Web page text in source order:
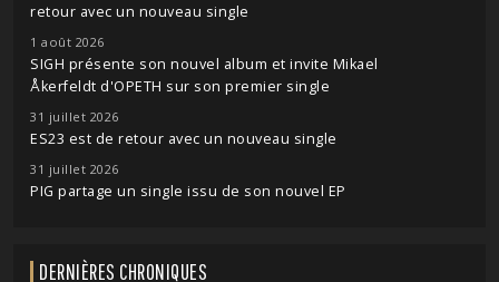
retour avec un nouveau single
1 août 2026
SIGH présente son nouvel album et invite Mikael
Åkerfeldt d'OPETH sur son premier single
31 juillet 2026
ES23 est de retour avec un nouveau single
31 juillet 2026
PIG partage un single issu de son nouvel EP
DERNIÈRES CHRONIQUES